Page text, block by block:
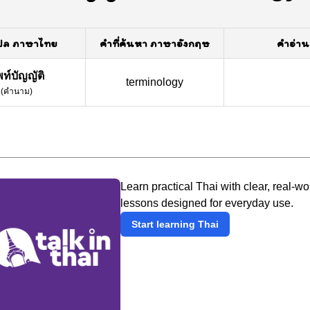
ภาษาไทย คำที่ค้นหา ภาษาอังกฤษ คำอ่าน
ท์บัญญัติ
(คำนาม)
terminology
Learn practical Thai with clear, real-
lessons designed for everyday use.
Start learning Thai